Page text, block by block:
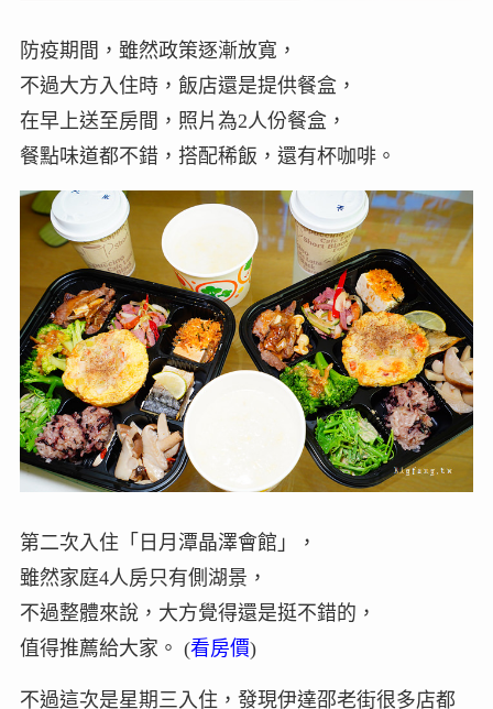
防疫期間，雖然政策逐漸放寬，
不過大方入住時，飯店還是提供餐盒，
在早上送至房間，照片為2人份餐盒，
餐點味道都不錯，搭配稀飯，還有杯咖啡。
第二次入住「日月潭晶澤會館」，
雖然家庭4人房只有側湖景，
不過整體來說，大方覺得還是挺不錯的，
值得推薦給大家。 (看房價)
不過這次是星期三入住，發現伊達邵老街很多店都